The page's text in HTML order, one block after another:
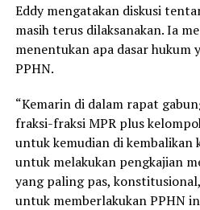
Eddy mengatakan diskusi
masih terus dilaksanakan. Ia
menentukan apa dasar
PPHN.
“Kemarin di dalam rapat
fraksi-fraksi MPR plus
untuk kemudian di kembalikan
untuk melakukan pengkajian
yang paling pas,
untuk memberlakukan PPHN